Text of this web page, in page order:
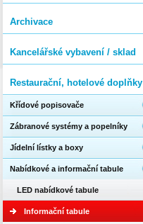
Archivace
Kancelářské vybavení / sklad
Restaurační, hotelové doplňky
Křídové popisovače
Zábranové systémy a popelníky
Jídelní lístky a boxy
Nabídkové a informační tabule
LED nabídkové tabule
Informační tabule